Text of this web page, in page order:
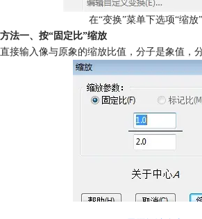
在“变换”菜单下选项“缩放
方法一、按“固定比”缩放
直接输入像与原象的缩放比值，分子是象值，